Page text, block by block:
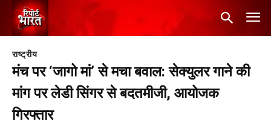
राष्ट्रीय
मंच पर ‘जागो मां’ से मचा बवाल: सेक्युलर गाने की
मांग पर लेडी सिंगर से बदतमीजी, आयोजक
गिरफ्तार